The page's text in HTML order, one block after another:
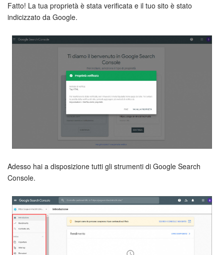
Fatto! La tua proprietà è stata verificata e il tuo sito è stato
indicizzato da Google.
Adesso hai a disposizione tutti gli strumenti di Google Search
Console.